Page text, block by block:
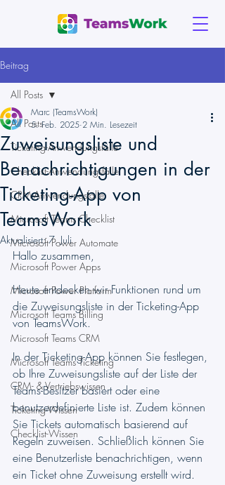
Beitrag
All Posts
Ticketing-Anwendungsfälle
Checklist-Anwendungsfälle
CRM-Anwendungsfälle
Microsoft Teams Checklist
Microsoft Power Automate
Microsoft Power Apps
Microsoft Power Platform
Microsoft Teams Billing
Microsoft Teams CRM
Microsoft Teams Ticketing
CRM- & Vertriebswissen
Ticketing-Wissen
Checklist-Wissen
All Posts
Zuweisungsliste und
Benachrichtigungen in der
Ticketing-App von
TeamsWork
Marc (TeamsWork)
5. Feb. 2025 2 Min. Lesezeit
Aktualisiert:7. Juli
Hallo zusammen,
Heute entdecken wir Funktionen rund um
die Zuweisungsliste in der Ticketing-App
von TeamsWork.
In der Ticketing-App können Sie festlegen,
ob Ihre Zuweisungsliste auf der Liste der
Teams-Besitzer basiert oder eine
benutzerdefinierte Liste ist. Zudem können
Sie Tickets automatisch basierend auf
Regeln zuweisen. Schließlich können Sie
eine Benutzerliste benachrichtigen, wenn
ein Ticket ohne Zuweisung erstellt wird.